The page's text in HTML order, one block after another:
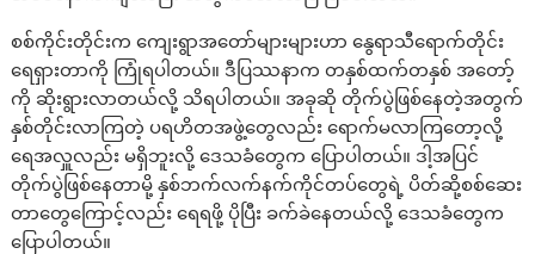
စစ်ကိုင်းတိုင်းက ကျေးရွာအတော်များများဟာ နွေရာသီရောက်တိုင်း
ရေရှားတာကို ကြုံရပါတယ်။ ဒီပြဿနာက တနှစ်ထက်တနှစ် အတော့်
ကို ဆိုးရွားလာတယ်လို့ သိရပါတယ်။ အခုဆို တိုက်ပွဲဖြစ်နေတဲ့အတွက်
နှစ်တိုင်းလာကြတဲ့ ပရဟိတအဖွဲ့တွေလည်း ရောက်မလာကြတော့လို့
ရေအလှူလည်း မရှိဘူးလို့ ဒေသခံတွေက ပြောပါတယ်။ ဒါ့အပြင်
တိုက်ပွဲဖြစ်နေတာမို့ နှစ်ဘက်လက်နက်ကိုင်တပ်တွေရဲ့ ပိတ်ဆို့စစ်ဆေး
တာတွေကြောင့်လည်း ရေရဖို့ ပိုပြီး ခက်ခဲနေတယ်လို့ ဒေသခံတွေက
ပြောပါတယ်။